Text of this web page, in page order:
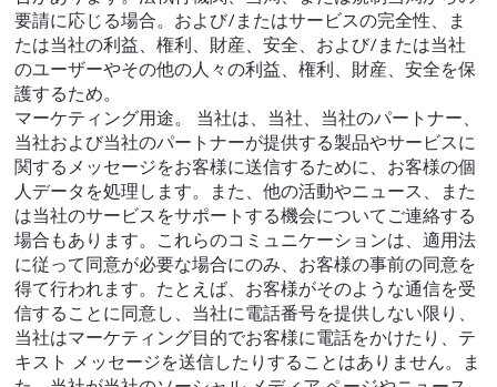
要請に応じる場合。および/またはサービスの完全性、ま
たは当社の利益、権利、財産、安全、および/または当社
のユーザーやその他の人々の利益、権利、財産、安全を保
護するため。
マーケティング用途。 当社は、当社、当社のパートナー、
当社および当社のパートナーが提供する製品やサービスに
関するメッセージをお客様に送信するために、お客様の個
人データを処理します。また、他の活動やニュース、また
は当社のサービスをサポートする機会についてご連絡する
場合もあります。これらのコミュニケーションは、適用法
に従って同意が必要な場合にのみ、お客様の事前の同意を
得て行われます。たとえば、お客様がそのような通信を受
信することに同意し、当社に電話番号を提供しない限り、
当社はマーケティング目的でお客様に電話をかけたり、テ
キスト メッセージを送信したりすることはありません。ま